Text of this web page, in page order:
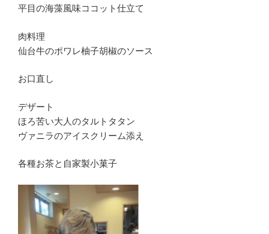
平目の海藻風味ココット仕立て
肉料理
仙台牛のポワレ柚子胡椒のソース
お口直し
デザート
ほろ苦い大人のタルトタタン
ヴァニラのアイスクリーム添え
各種お茶と自家製小菓子